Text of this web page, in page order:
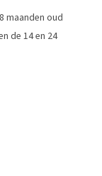
maanden oud
de 14 en 24